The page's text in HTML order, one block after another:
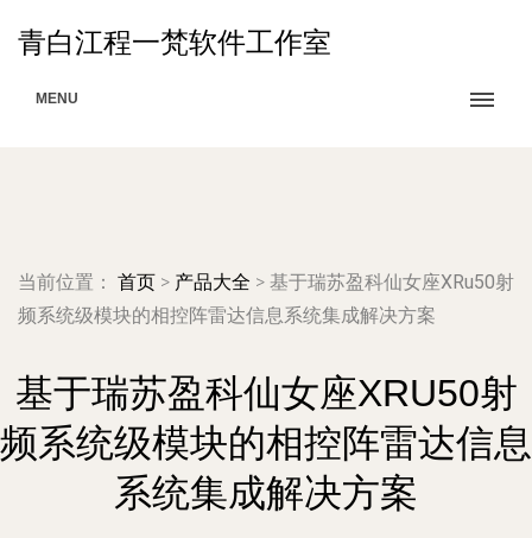
青白江程一梵软件工作室
MENU
当前位置： 首页 > 产品大全 > 基于瑞苏盈科仙女座XRu50射
频系统级模块的相控阵雷达信息系统集成解决方案
基于瑞苏盈科仙女座XRU50射
频系统级模块的相控阵雷达信息
系统集成解决方案